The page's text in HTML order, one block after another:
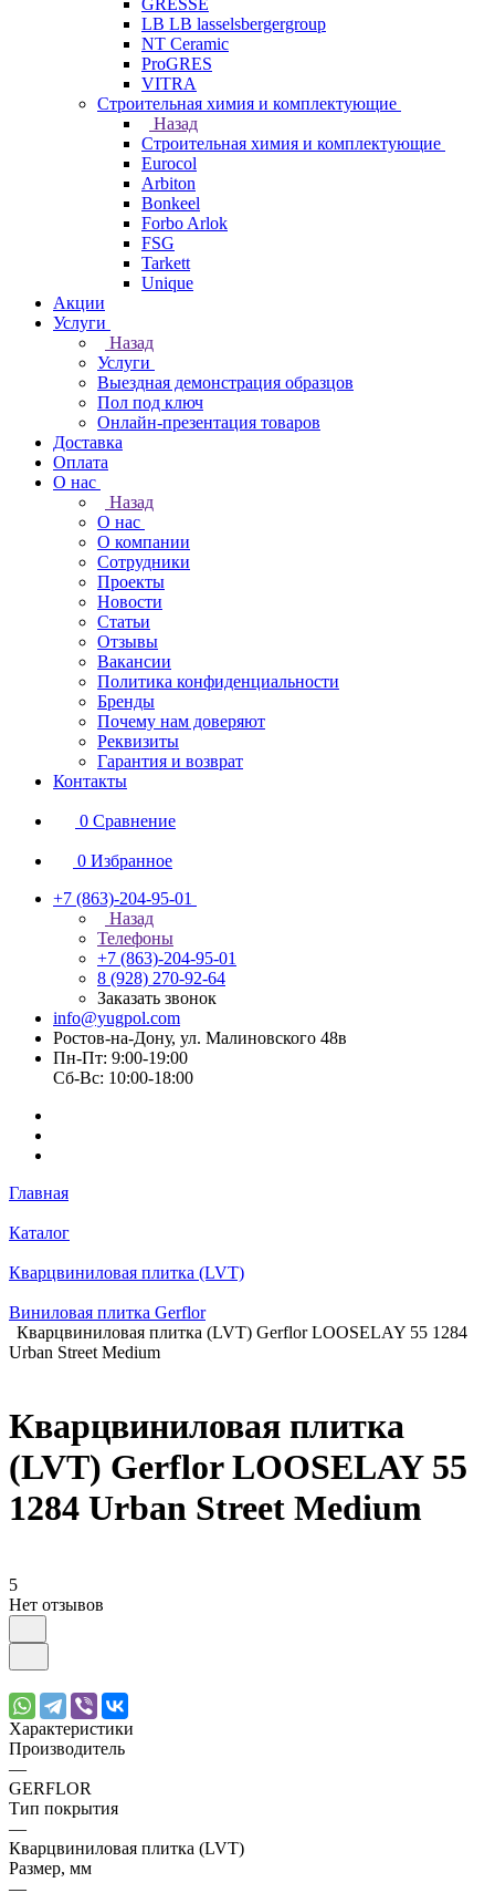
GRESSE
LB LB lasselsbergergroup
NT Ceramic
ProGRES
VITRA
Строительная химия и комплектующие
Назад
Строительная химия и комплектующие
Eurocol
Arbiton
Bonkeel
Forbo Arlok
FSG
Tarkett
Unique
Акции
Услуги
Назад
Услуги
Выездная демонстрация образцов
Пол под ключ
Онлайн-презентация товаров
Доставка
Оплата
О нас
Назад
О нас
О компании
Сотрудники
Проекты
Новости
Статьи
Отзывы
Вакансии
Политика конфиденциальности
Бренды
Почему нам доверяют
Реквизиты
Гарантия и возврат
Контакты
0 Сравнение
0 Избранное
+7 (863)-204-95-01
Назад
Телефоны
+7 (863)-204-95-01
8 (928) 270-92-64
Заказать звонок
info@yugpol.com
Ростов-на-Дону, ул. Малиновского 48в
Пн-Пт: 9:00-19:00
Cб-Вс: 10:00-18:00
Главная
Каталог
Кварцвиниловая плитка (LVT)
Виниловая плитка Gerflor
Кварцвиниловая плитка (LVT) Gerflor LOOSELAY 55 1284
Urban Street Medium
Кварцвиниловая плитка
(LVT) Gerflor LOOSELAY 55
1284 Urban Street Medium
5
Нет отзывов
Характеристики
Производитель
—
GERFLOR
Тип покрытия
—
Кварцвиниловая плитка (LVT)
Размер, мм
—